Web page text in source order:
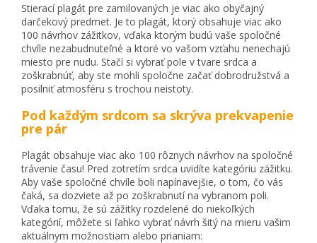
Stierací plagát pre zamilovaných je viac ako obyčajný
darčekový predmet. Je to plagát, ktorý obsahuje viac ako
100 návrhov zážitkov, vďaka ktorým budú vaše spoločné
chvíle nezabudnuteľné a ktoré vo vašom vzťahu nenechajú
miesto pre nudu. Stačí si vybrať pole v tvare srdca a
zoškrabnúť, aby ste mohli spoločne začať dobrodružstvá a
posilniť atmosféru s trochou neistoty.
Pod každým srdcom sa skrýva prekvapenie
pre pár
Plagát obsahuje viac ako 100 rôznych návrhov na spoločné
trávenie času! Pred zotretím srdca uvidíte kategóriu zážitku.
Aby vaše spoločné chvíle boli napínavejšie, o tom, čo vás
čaká, sa dozviete až po zoškrabnutí na vybranom poli.
Vďaka tomu, že sú zážitky rozdelené do niekoľkých
kategórií, môžete si ľahko vybrať návrh šitý na mieru vašim
aktuálnym možnostiam alebo prianiam: